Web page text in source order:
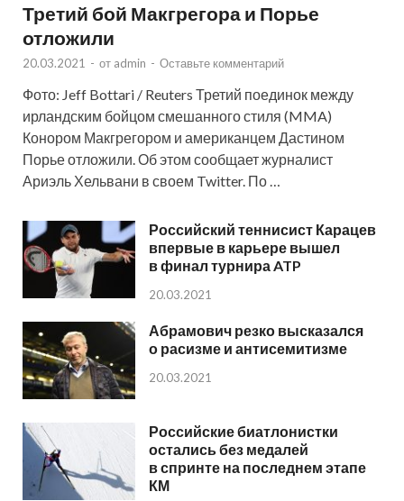
Третий бой Макгрегора и Порье
отложили
20.03.2021 - от admin - Оставьте комментарий
Фото: Jeff Bottari / Reuters Третий поединок между
ирландским бойцом смешанного стиля (MMA)
Конором Макгрегором и американцем Дастином
Порье отложили. Об этом сообщает журналист
Ариэль Хельвани в своем Twitter. По …
Российский теннисист Карацев
впервые в карьере вышел
в финал турнира ATP
20.03.2021
Абрамович резко высказался
о расизме и антисемитизме
20.03.2021
Российские биатлонистки
остались без медалей
в спринте на последнем этапе
КМ